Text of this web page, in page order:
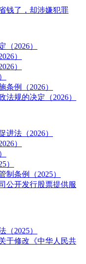
钱了，却涉嫌犯罪
（2026）
）
）
例（2026）
法规的决定（2026）
法（2026）
）
）
条例（2025）
公开发行股票提供服
2025）
于修改《中华人民共